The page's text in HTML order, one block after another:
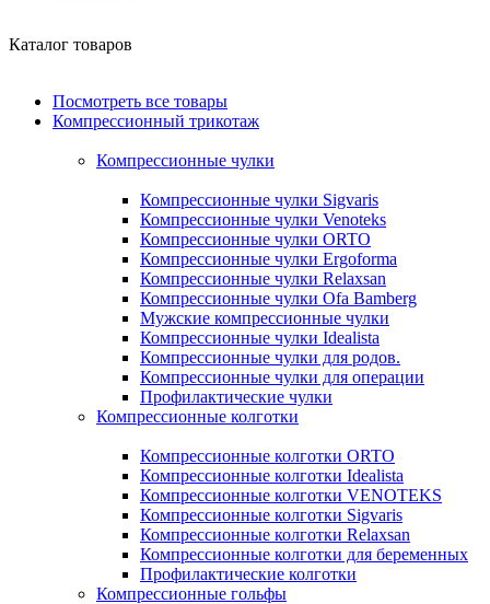
Каталог товаров
Посмотреть все товары
Компрессионный трикотаж
Компрессионные чулки
Компрессионные чулки Sigvaris
Компрессионные чулки Venoteks
Компрессионные чулки ORTO
Компрессионные чулки Ergoforma
Компрессионные чулки Relaxsan
Компрессионные чулки Ofa Bamberg
Мужские компрессионные чулки
Компрессионные чулки Idealista
Компрессионные чулки для родов.
Компрессионные чулки для операции
Профилактические чулки
Компрессионные колготки
Компрессионные колготки ORTO
Компрессионные колготки Idealista
Компрессионные колготки VENOTEKS
Компрессионные колготки Sigvaris
Компрессионные колготки Relaxsan
Компрессионные колготки для беременных
Профилактические колготки
Компрессионные гольфы